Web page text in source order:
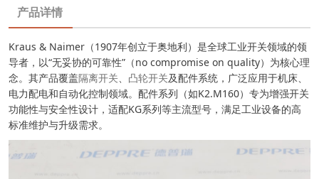
产品详情
Kraus & Naimer（1907年创立于奥地利）是全球工业开关领域的领
导者，以“无妥协的可靠性”（no compromise on quality）为核心理
念。其产品覆盖隔离开关、 凸轮开关及配件系统，广泛应用于机床、
电力配电和自动化控制领域。配件系列（如K2.M160）专为增强开关
功能性与安全性设计，适配KG系列等主流型号，满足工业设备的高
标准维护与升级需求。